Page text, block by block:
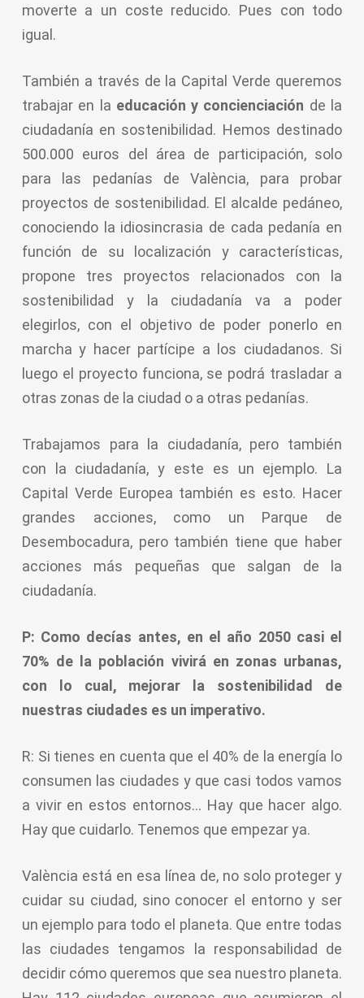
moverte a un coste reducido. Pues con todo
igual.
También a través de la Capital Verde queremos
trabajar en la educación y concienciación de la
ciudadanía en sostenibilidad. Hemos destinado
500.000 euros del área de participación, solo
para las pedanías de València, para probar
proyectos de sostenibilidad. El alcalde pedáneo,
conociendo la idiosincrasia de cada pedanía en
función de su localización y características,
propone tres proyectos relacionados con la
sostenibilidad y la ciudadanía va a poder
elegirlos, con el objetivo de poder ponerlo en
marcha y hacer partícipe a los ciudadanos. Si
luego el proyecto funciona, se podrá trasladar a
otras zonas de la ciudad o a otras pedanías.
Trabajamos para la ciudadanía, pero también
con la ciudadanía, y este es un ejemplo. La
Capital Verde Europea también es esto. Hacer
grandes acciones, como un Parque de
Desembocadura, pero también tiene que haber
acciones más pequeñas que salgan de la
ciudadanía.
P: Como decías antes, en el año 2050 casi el
70% de la población vivirá en zonas urbanas,
con lo cual, mejorar la sostenibilidad de
nuestras ciudades es un imperativo.
R: Si tienes en cuenta que el 40% de la energía lo
consumen las ciudades y que casi todos vamos
a vivir en estos entornos… Hay que hacer algo.
Hay que cuidarlo. Tenemos que empezar ya.
València está en esa línea de, no solo proteger y
cuidar su ciudad, sino conocer el entorno y ser
un ejemplo para todo el planeta. Que entre todas
las ciudades tengamos la responsabilidad de
decidir cómo queremos que sea nuestro planeta.